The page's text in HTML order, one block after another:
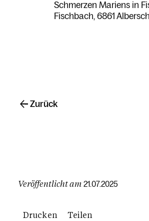
Schmerzen Mariens in
Fischbach 6861
Veröffentlicht am 21.07.2025
Drucken Teilen
Zurück